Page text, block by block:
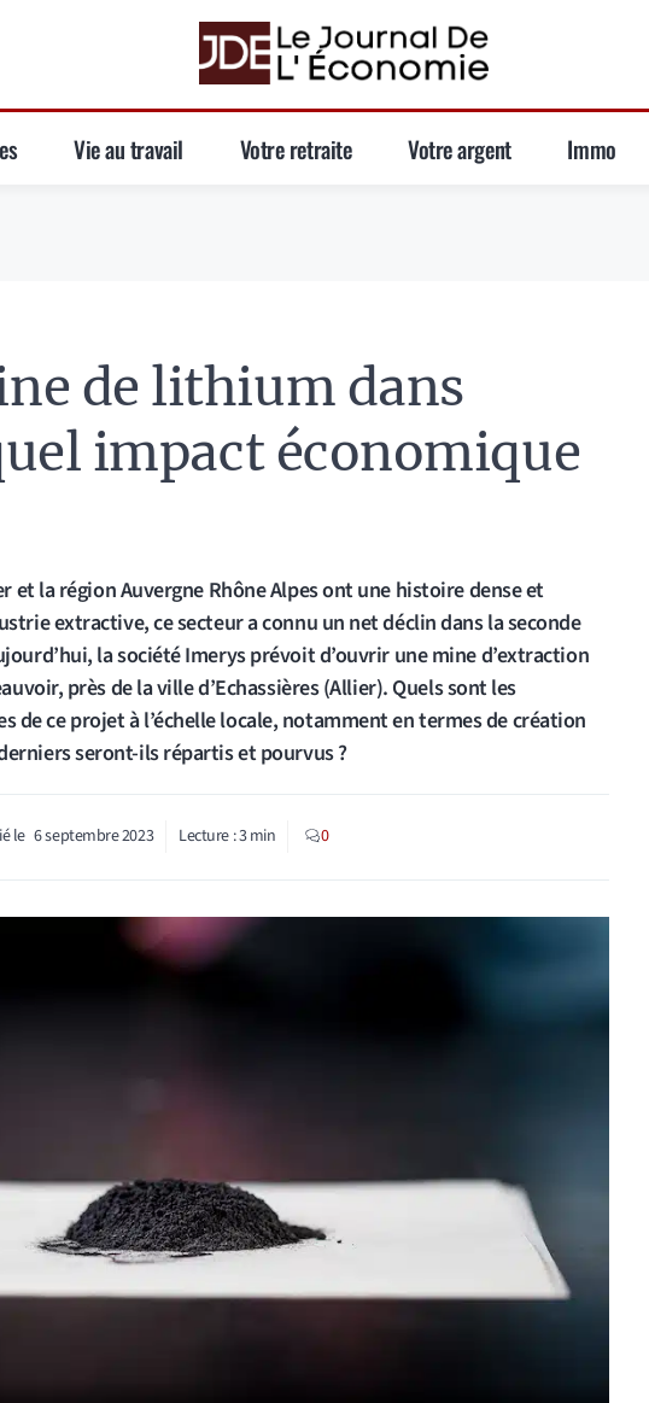
Vie au travail Votre retraite Votre argent Immo
de lithium dans
impact économique
et la région Auvergne Rhône Alpes ont une histoire dense et
extractive, ce secteur a connu un net déclin dans la seconde
la société Imerys prévoit d’ouvrir une mine d’extraction
près de la ville d’Echassières (Allier). Quels sont les
de ce projet à l’échelle locale, notamment en termes de création
seront-ils répartis et pourvus ?
le 6 septembre 2023 Lecture :3min 0